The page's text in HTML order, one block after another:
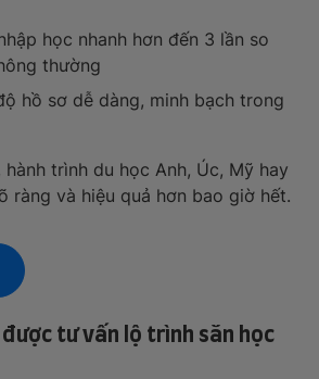
học nhanh hơn đến 3 lần so
thường
hồ sơ dễ dàng, minh bạch trong
hành trình du học Anh, Úc, Mỹ hay
ràng và hiệu quả hơn bao giờ hết.
được tư vấn lộ trình săn học